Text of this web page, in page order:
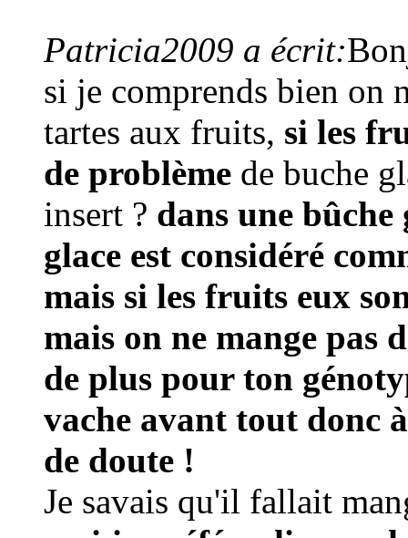
Patricia2009 a écrit:
si je comprends bien on
tartes aux fruits, si les
de problème de buche
insert ? dans une
glace est considéré
mais si les fruits eux
mais on ne mange pas
de plus pour ton
vache avant tout donc
de doute !
Je savais qu'il fallait